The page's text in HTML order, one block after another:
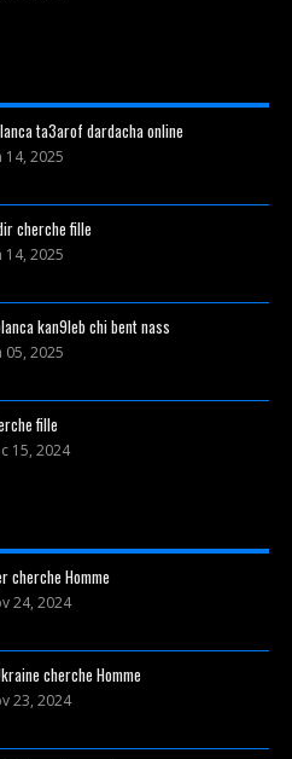
ta3arof dardacha online
14, 2025
cherche fille
14, 2025
kan9leb chi bent nass
05, 2025
fille
15, 2024
cherche Homme
24, 2024
cherche Homme
23, 2024